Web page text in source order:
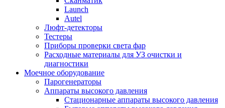
Launch
Autel
Люфт-детекторы
Тестеры
Приборы проверки света фар
Расходные материалы для УЗ очистки и
диагностики
Моечное оборудование
Парогенераторы
Аппараты высокого давления
Стационарные аппараты высокого давления